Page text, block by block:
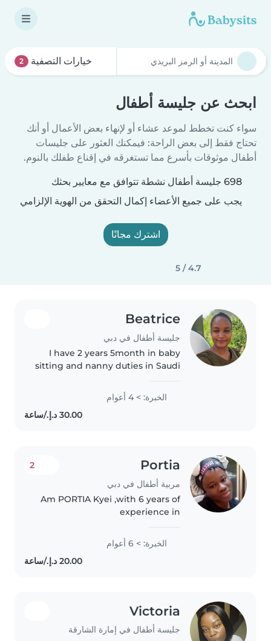
خيارات التصفية 2
ابحث عن جليسة أطفال
سواء كنت تخطط لموعد عشاء أو لإنهاء بعض الأعمال أو أنك
تحتاج فقط إلى بعض الراحة: فيمكنك العثور على جليسات
أطفال موثوقات بأسرع مما تستغرقه في إقناع طفلك بالنوم.
698 جليسة أطفال نشطة تتوافق مع معايير بحثك
يجب على جميع الأعضاء إكمال التحقق من الهوية الإلزامي
اشترك مجانًا
4.7 / 5
Beatrice
جليسة أطفال في دبي
I have 2 years 5month in baby
sitting and nanny duties in Saudi
in baby sitting and nanny duties
in United Arabia Emirates. I am a
الخبرة: > 4 أعوام
Portia
مربية أطفال في دبي
2
Am PORTIA Kyei ,with 6 years of
experience in
my task to make sure they are
good.,and also to feed them
happily, playing or entertaining
الخبرة: > 6 أعوام
Victoria
جليسة أطفال في إمارة الشارقة